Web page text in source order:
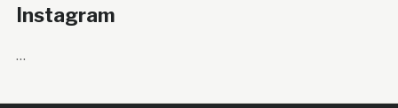
Instagram
…